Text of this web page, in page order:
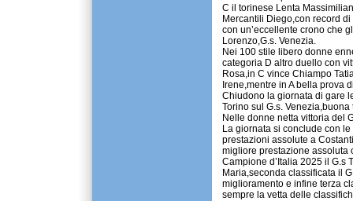
C il torinese Lenta
Mercantili Diego,con record
con un’eccellente crono che
Lorenzo,G.s. Venezia.
Nei 100 stile libero donne
categoria D altro duello con
Rosa,in C vince Chiampo
Irene,mentre in A bella prova
Chiudono la giornata di gare
Torino sul G.s.
Nelle donne netta vittoria del
La giornata si conclude con
prestazioni assolute a
migliore prestazione assoluta
Campione d’Italia 2025 il G.s
Maria,seconda classificata il
miglioramento e infine terza
sempre la vetta delle